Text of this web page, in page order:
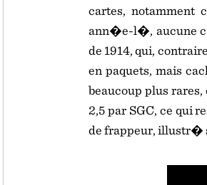
cartes, notamment
ann�e-l�, aucune
de 1914, qui,
en paquets, mais
beaucoup plus
2,5 par SGC, ce qui
de frappeur, illustr�